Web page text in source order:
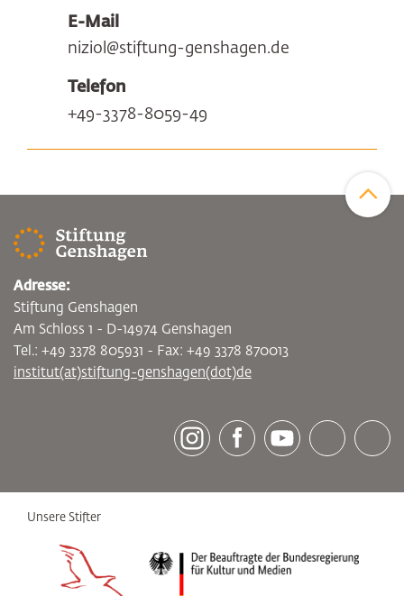
E-Mail
niziol@stiftung-genshagen.de
Telefon
+49-3378-8059-49
[socialLinksTitle]
Adresse:
Stiftung Genshagen
Am Schloss 1 - D-14974 Genshagen
Tel.: +49 3378 805931 - Fax: +49 3378 870013
institut(at)stiftung-genshagen(dot)de
Unsere Stifter